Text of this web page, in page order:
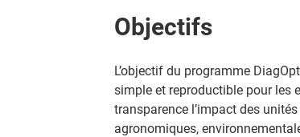
Objectifs
L’objectif du programme
simple et reproductible pour les
transparence l’impact des
agronomiques,